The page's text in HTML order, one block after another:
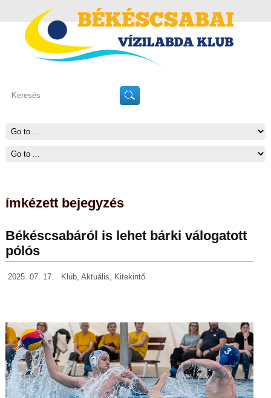
ímkézett bejegyzés
Békéscsabáról is lehet bárki válogatott
pólós
2025. 07. 17. Klub, Aktuális, Kitekintő